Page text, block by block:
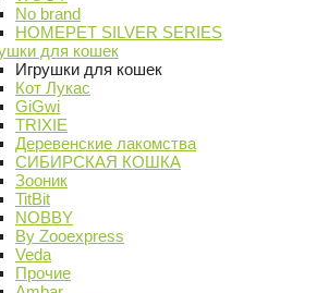
No brand
HOMEPET SILVER SERIES
для кошек
Игрушки для кошек
Кот Лукас
GiGwi
TRIXIE
Деревенские лакомства
СИБИРСКАЯ КОШКА
Зооник
TitBit
NOBBY
By Zooexpress
Veda
Прочие